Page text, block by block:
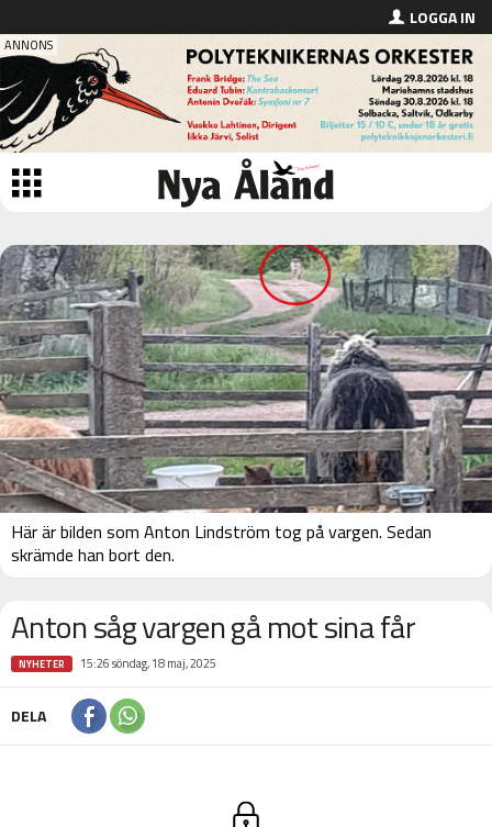
LOGGA IN
Här är bilden som Anton Lindström tog på vargen. Sedan
skrämde han bort den.
Anton såg vargen gå mot sina får
NYHETER 15:26 söndag, 18 maj, 2025
DELA